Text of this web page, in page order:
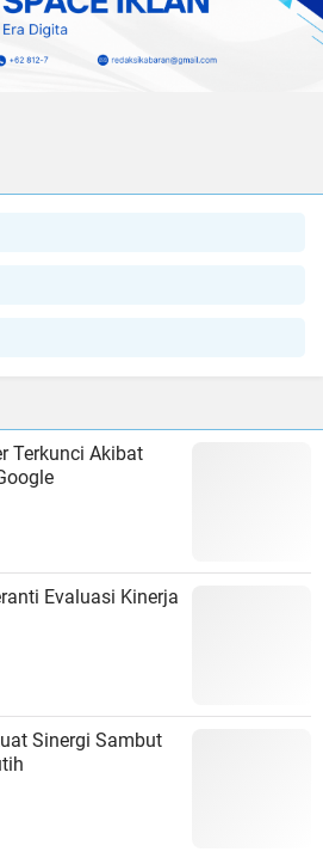
Terkunci Akibat
Evaluasi Kinerja
Sinergi Sambut